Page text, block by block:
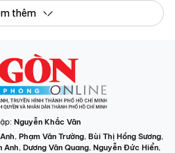
Nguyễn Khắc Văn
,Phạm Văn Trường , Bùi Thị Hồng Sương
Anh,Dương Văn Quang,Nguyễn Đức Hiển
Cường,Trần Gia Bảo
Quang Trưởng,Nguyễn Chiến Dũng
Phước Bình